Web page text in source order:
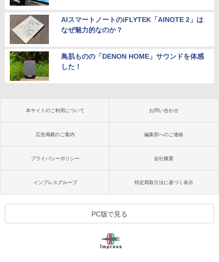
AIスマートノートのiFLYTEK「AINOTE 2」は
なぜ魅力的なのか？
鳥肌ものの「DENON HOME」サウンドを体感
した！
本サイトのご利用について お問い合わせ
広告掲載のご案内 編集部へのご連絡
プライバシーポリシー 会社概要
インプレスグループ 特定商取引法に基づく表示
PC版で見る